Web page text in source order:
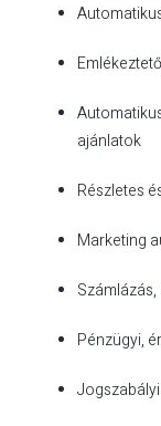
ajánlatok
Részletes
Marketing
Pénzügyi,